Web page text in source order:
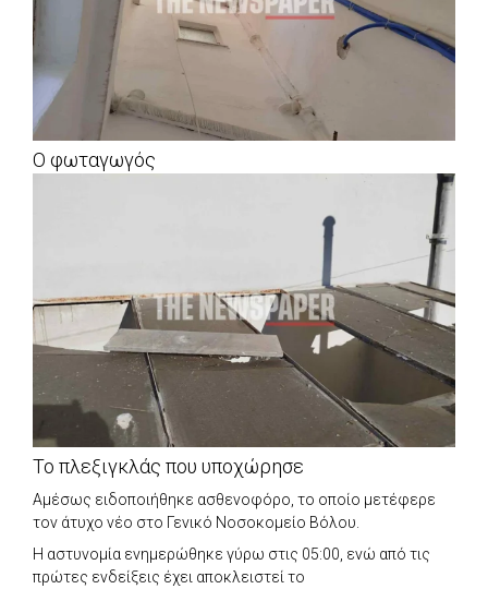
Ο φωταγωγός
Το πλεξιγκλάς που υποχώρησε
Αμέσως ειδοποιήθηκε ασθενοφόρο, το οποίο μετέφερε
τον άτυχο νέο στο Γενικό Νοσοκομείο Βόλου.
Η αστυνομία ενημερώθηκε γύρω στις 05:00, ενώ από τις
πρώτες ενδείξεις έχει αποκλειστεί το